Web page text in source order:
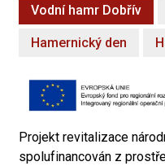
Vodní hamr Dobřív
Hamernický den
Projekt revitalizace
spolufinancován z